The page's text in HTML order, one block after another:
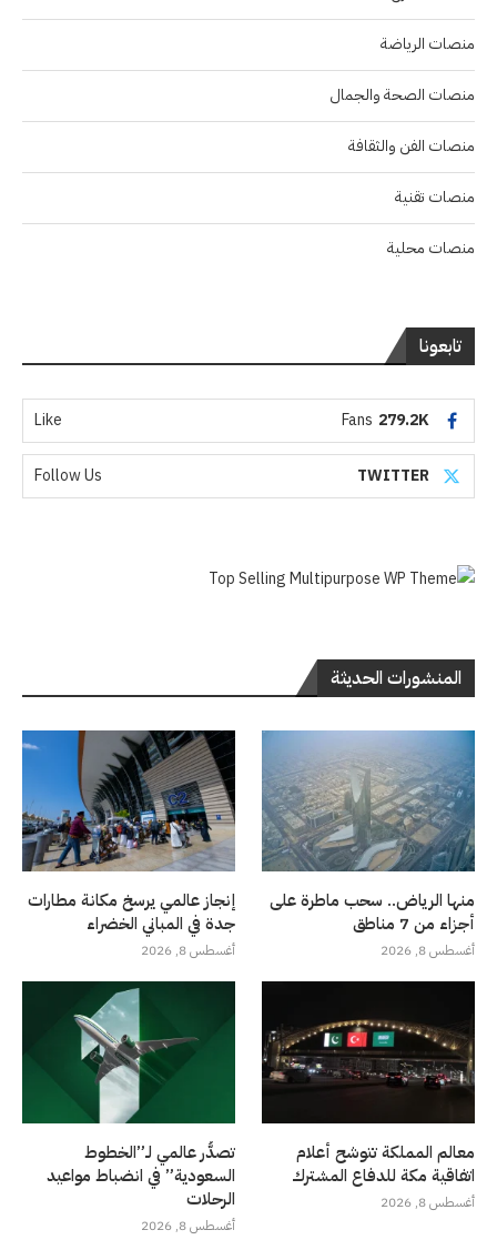
منصات الرياضة
منصات الصحة والجمال
منصات الفن والثقافة
منصات تقنية
منصات محلية
تابعونا
279.2K
Fans
Like
TWITTER
Follow Us
المنشورات الحديثة
منها الرياض.. سحب ماطرة على
أجزاء من 7 مناطق
أغسطس 8, 2026
إنجاز عالمي يرسخ مكانة مطارات
جدة في المباني الخضراء
أغسطس 8, 2026
معالم المملكة تتوشح أعلام
اتفاقية مكة للدفاع المشترك
أغسطس 8, 2026
تصدُّر عالمي لـ”الخطوط
السعودية” في انضباط مواعيد
الرحلات
أغسطس 8, 2026